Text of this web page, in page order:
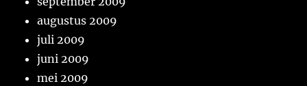
augustus 2009
juli 2009
juni 2009
mei 2009